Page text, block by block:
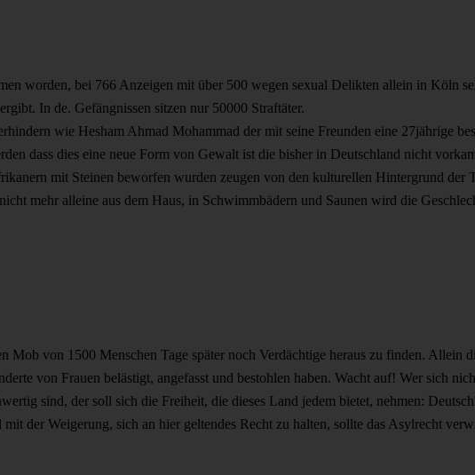
worden, bei 766 Anzeigen mit über 500 wegen sexual Delikten allein in Köln
In de. Gefängnissen sitzen nur 50000 Straftäter.
wie Hesham Ahmad Mohammad der mit seine Freunden eine 27jährige
dass dies eine neue Form von Gewalt ist die bisher in Deutschland nicht
mit Steinen beworfen wurden zeugen von den kulturellen Hintergrund der
mehr alleine aus dem Haus, in Schwimmbädern und Saunen wird die
Mob von 1500 Menschen Tage später noch Verdächtige heraus zu finden. Allein
von Frauen belästigt, angefasst und bestohlen haben. Wacht auf! Wer sich
sind, der soll sich die Freiheit, die dieses Land jedem bietet, nehmen:
der Weigerung, sich an hier geltendes Recht zu halten, sollte das Asylrecht